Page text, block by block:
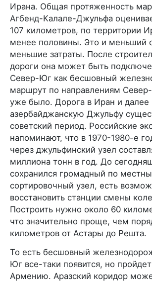
Ирана. Общая протяженность
Агбенд-Калале-Джульфа
107 километров, по территории
менее половины. Это и меньший
меньшие затраты. После
дороги она может быть
Север-Юг как бесшовный
маршрут по направлениям
уже было. Дорога в Иран и далее
азербайджанскую Джульфу
советский период. Российские
напоминают, что в 1970-1980-е
через джульфинский узел
миллиона тонн в год. До
сохранился громадный по
сортировочный узел, есть
восстановить станции смены
Построить нужно около 60
что значительно проще, чем
километров от Астары до Решта.
То есть бесшовный
Юг все-таки появится, но
Армению. Аразский коридор